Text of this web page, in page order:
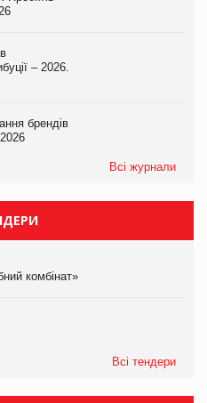
– 2026.
брендів
Всі журнали
комбінат»
Всі тендери